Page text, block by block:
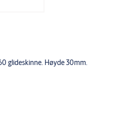
glideskinne. Høyde 30mm.